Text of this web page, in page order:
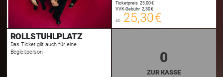
Ticketpreis 23,00 €
VVK-Gebühr 2,30 €
ab 25,30 €
00
ROLLSTUHLPLATZ
Das Ticket gilt auch für eine
Begleitperson
0
ZUR KASSE